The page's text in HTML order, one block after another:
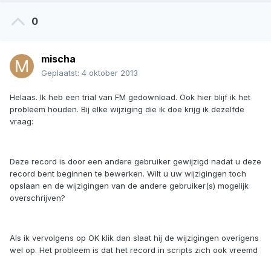
0
mischa
Geplaatst: 4 oktober 2013
Helaas. Ik heb een trial van FM gedownload. Ook hier blijf ik het
probleem houden. Bij elke wijziging die ik doe krijg ik dezelfde
vraag:
Deze record is door een andere gebruiker gewijzigd nadat u deze
record bent beginnen te bewerken. Wilt u uw wijzigingen toch
opslaan en de wijzigingen van de andere gebruiker(s) mogelijk
overschrijven?
Als ik vervolgens op OK klik dan slaat hij de wijzigingen overigens
wel op. Het probleem is dat het record in scripts zich ook vreemd